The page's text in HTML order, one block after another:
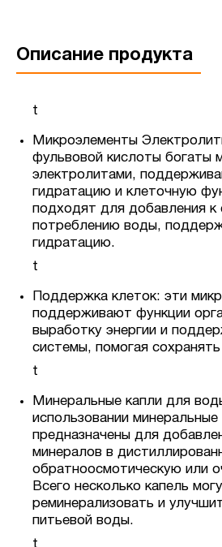
Описание продукта
t
Микроэлементы
фульвовой кислоты богаты
электролитами,
гидратацию и клеточную
подходят для добавления к
потреблению воды,
гидратацию.
t
Поддержка клеток: эти
поддерживают функции
выработку энергии и
системы, помогая
t
Минеральные капли для
использовании
предназначены для
минералов в
обратноосмотическую или
Всего несколько капель
реминерализовать и
питьевой воды.
t